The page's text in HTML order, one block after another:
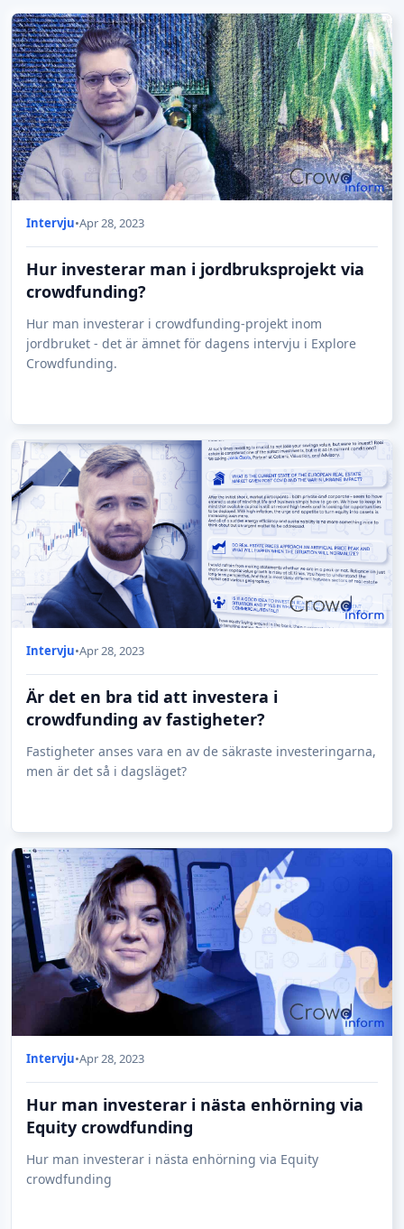
Intervju•Apr 28, 2023
Hur investerar man i jordbruksprojekt via
crowdfunding?
Hur man investerar i crowdfunding-projekt inom
jordbruket - det är ämnet för dagens intervju i Explore
Crowdfunding.
Intervju•Apr 28, 2023
Är det en bra tid att investera i
crowdfunding av fastigheter?
Fastigheter anses vara en av de säkraste investeringarna,
men är det så i dagsläget?
Intervju•Apr 28, 2023
Hur man investerar i nästa enhörning via
Equity crowdfunding
Hur man investerar i nästa enhörning via Equity
crowdfunding